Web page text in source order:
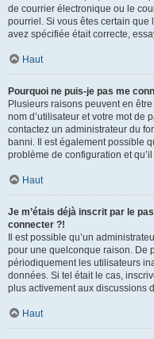
de courrier électronique ou le
pourriel. Si vous êtes certain que
avez spécifiée était correcte,
Haut
Pourquoi ne puis-je pas me
Plusieurs raisons peuvent en
nom d’utilisateur et votre mot de
contactez un administrateur du
banni. Il est également possible
problème de configuration et
Haut
Je m’étais déjà inscrit par le
connecter ?!
Il est possible qu’un
pour une quelconque raison. De
périodiquement les utilisateurs
données. Si tel était le cas,
plus activement aux discussions
Haut